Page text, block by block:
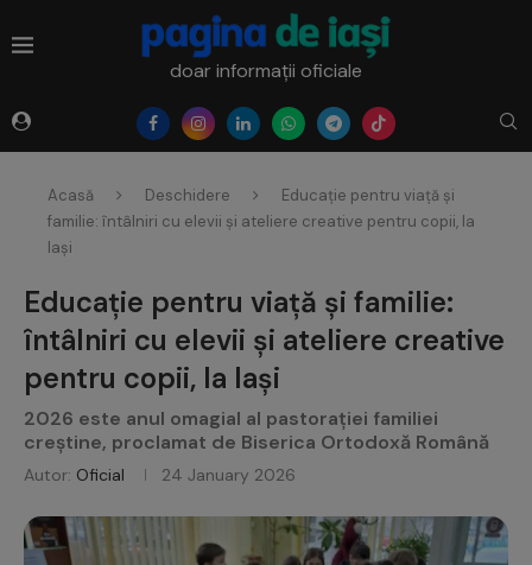
doar informații oficiale
Acasă Deschidere
Educație pentru viață și
familie: întâlniri cu elevii și ateliere creative pentru copii, la
Iași
Educație pentru viață și familie:
întâlniri cu elevii și ateliere creative
pentru copii, la Iași
2026 este anul omagial al pastorației familiei
creștine, proclamat de Biserica Ortodoxă Română
Autor: Oficial 24 January 2026